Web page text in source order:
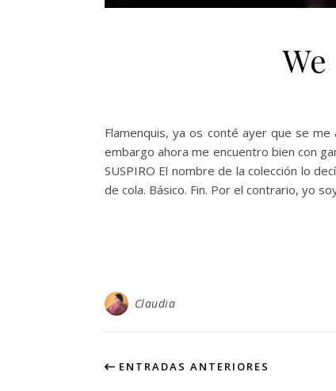
Flamenquis, ya os conté ayer que se
embargo ahora me encuentro bien con
SUSPIRO El nombre de la colección lo
de cola. Básico. Fin. Por el contrario, yo
Claudia
ENTRADAS ANTERIORES